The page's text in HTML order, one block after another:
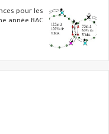
pour les
année BAC